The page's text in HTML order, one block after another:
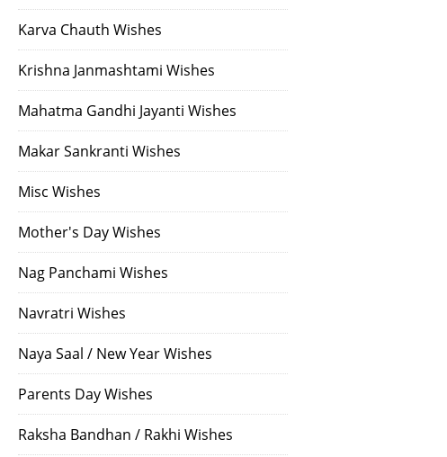
Karva Chauth Wishes
Krishna Janmashtami Wishes
Mahatma Gandhi Jayanti Wishes
Makar Sankranti Wishes
Misc Wishes
Mother's Day Wishes
Nag Panchami Wishes
Navratri Wishes
Naya Saal / New Year Wishes
Parents Day Wishes
Raksha Bandhan / Rakhi Wishes